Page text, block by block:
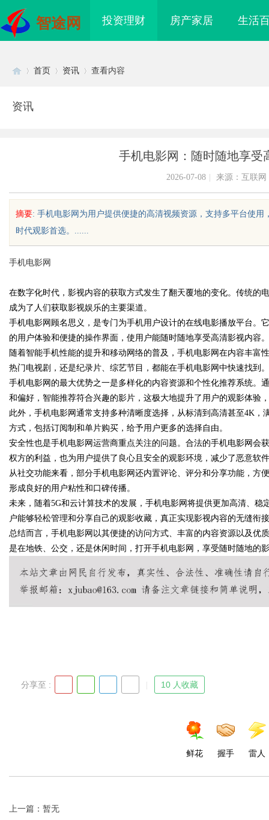
智途网 投资理财 房产家居 生活
uz
!
首页 资讯 查看内容
资讯
手机电影网：随时随地享受
2026-07-08 来源：互联网
摘要: 手机电影网为用户提供便捷的高清视频资源，支持多平台使
时代观影首选。......
手机电影网
在数字化时代，影视内容的获取方式发生了翻天覆地的变化。传统的
成为了人们获取影视娱乐的主要渠道。
手机电影网顾名思义，是专门为手机用户设计的在线电影播放平台。
的用户体验和便捷的操作界面，使用户能随时随地享受高清影视内容。
随着智能手机性能的提升和移动网络的普及，手机电影网在内容丰富
热门电视剧，还是纪录片、综艺节目，都能在手机电影网中快速找到
手机电影网的最大优势之一是多样化的内容资源和个性化推荐系统。
和偏好，智能推荐符合兴趣的影片，这极大地提升了用户的观影体验
此外，手机电影网通常支持多种清晰度选择，从标清到高清甚至4K
方式，包括订阅制和单片购买，给予用户更多的选择自由。
安全性也是手机电影网运营商重点关注的问题。合法的手机电影网会
权方的利益，也为用户提供了良心且安全的观影环境，减少了恶意软
从社交功能来看，部分手机电影网还内置评论、评分和分享功能，方
形成良好的用户粘性和口碑传播。
未来，随着5G和云计算技术的发展，手机电影网将提供更加高清、
户能够轻松管理和分享自己的观影收藏，真正实现影视内容的无缝衔
总结而言，手机电影网以其便捷的访问方式、丰富的内容资源以及优
是在地铁、公交，还是休闲时间，打开手机电影网，享受随时随地的
分享至 : 10 人收藏
鲜花 握手 雷人
上一篇：暂无
医院护工、老人陪护
南